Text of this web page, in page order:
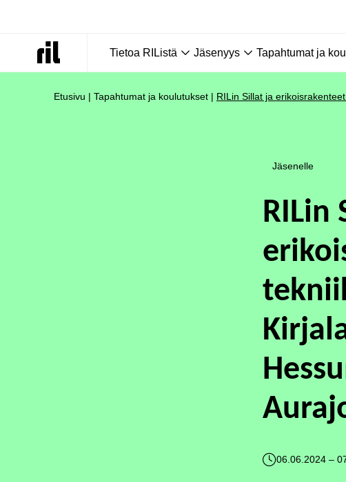
Tietoa RIListä Jäsenyys Tapahtumat ja
Etusivu | Tapahtumat ja koulutukset | RILin Sillat ja
Jäsenelle
RILin
06.06.2024 –